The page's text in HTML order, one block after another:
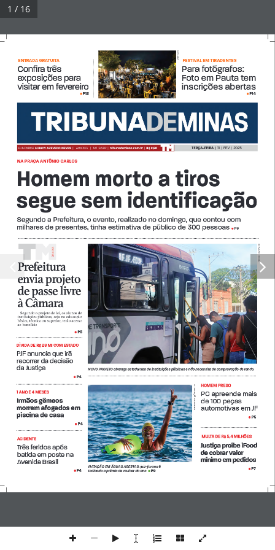
Pular
o
Tribuna Impressa
© 2026 Tribuna Impressa• Built withGeneratePress
FUNDADOR JURACY AZEVEDO NEVES Ano XLIV   |   Nº  9.582  | tribunademinas.com.br
  |
R$ 2,50 TERÇA-FEIRA |  11  |  FEV  |  2025
Homem morto a tiros
segue sem identificação
Segundo a Prefeitura, o evento, realizado no domingo, que contou com
milhares de presentes, tinha estimativa de público de 300 pessoas • P3
NA PRAÇA ANTÔNIO CARLOS
Para fotógrafos:
Foto em Pauta tem
inscrições abertas
FESTIVAL EM TIRADENTES
• P14
Confira três
exposições para
visitar em fevereiro
ENTRADA GRATUITA
• P12
PJF anuncia que irá
recorrer da decisão
da Justiça
DÍVIDA DE R$ 28 MI COM ESTADO
• P4
Irmãos gêmeos
morrem afogados em
piscina de casa
1 ANO E 4 MESES
• P4
Três feridos após
batida em poste na
Avenida Brasil
ACIDENTE
• P4
PC apreende mais
de 100 peças
automotivas em JF
HOMEM PRESO
• P5
Justiça proíbe iFood
de cobrar valor
mínimo em pedidos
MULTA DE R$ 5,4 MILHÕES
• P7
• P5
Prefeitura
envia projeto
de passe livre
à Câmara
Di
A A DiA
NOVO PROJETO abrange estudantes de instituições públicas e não necessita de comprovação de renda
LEONARDO COSTA
REPRODUÇÃO INSTAGRAM
Segundo o projeto de lei, os alunos de instituições públicas, seja na educação
básica, técnica ou superior, terão acesso
ao benefício
LEO LARA
NATAÇÃO EM ÁGUAS ABERTAS: juiz-forana é
indicada a prêmio de mulher do ano • P9
1 / 16